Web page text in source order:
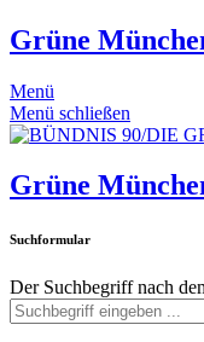
Grüne
Menü
Menü schließen
Grüne
Suchformular
Der Suchbegriff nach